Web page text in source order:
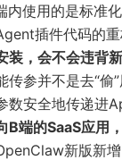
内使用的是标准
插件代码的
装，会不会违背
传参并不是去“
数安全地传递进
B端的SaaS应用
新版新